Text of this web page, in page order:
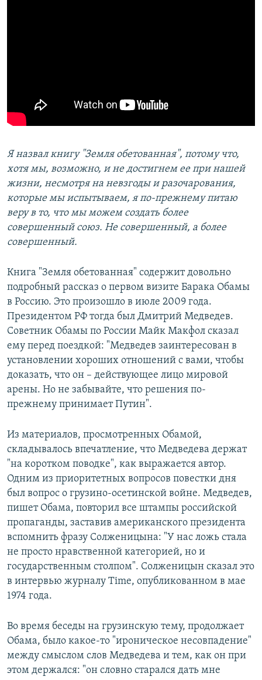
Я назвал книгу "Земля обетованная", потому что,
хотя мы, возможно, и не достигнем ее при нашей
жизни, несмотря на невзгоды и разочарования,
которые мы испытываем, я по-прежнему питаю
веру в то, что мы можем создать более
совершенный союз. Не совершенный, а более
совершенный.
Книга "Земля обетованная" содержит довольно
подробный рассказ о первом визите Барака Обамы
в Россию. Это произошло в июле 2009 года.
Президентом РФ тогда был Дмитрий Медведев.
Советник Обамы по России Майк Макфол сказал
ему перед поездкой: "Медведев заинтересован в
установлении хороших отношений с вами, чтобы
доказать, что он – действующее лицо мировой
арены. Но не забывайте, что решения по-
прежнему принимает Путин".
Из материалов, просмотренных Обамой,
складывалось впечатление, что Медведева держат
"на коротком поводке", как выражается автор.
Одним из приоритетных вопросов повестки дня
был вопрос о грузино-осетинской войне. Медведев,
пишет Обама, повторил все штампы российской
пропаганды, заставив американского президента
вспомнить фразу Солженицына: "У нас ложь стала
не просто нравственной категорией, но и
государственным столпом". Солженицын сказал это
в интервью журналу Time, опубликованном в мае
1974 года.
Во время беседы на грузинскую тему, продолжает
Обама, было какое-то "ироническое несовпадение"
между смыслом слов Медведева и тем, как он при
этом держался: "он словно старался дать мне